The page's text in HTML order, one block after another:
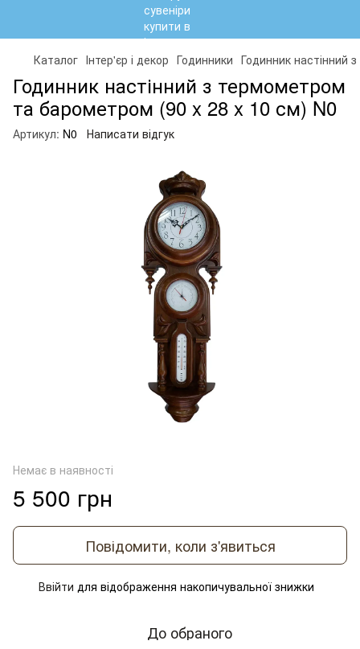
Каталог Інтер'єр і декор Годинники Годинник настінний
Годинник настінний з термометром
та барометром (90 x 28 x 10 см) N0
Артикул: N0 Написати відгук
Немає в наявності
5 500 грн
Повідомити, коли з'явиться
Ввійти для відображення накопичувальної знижки
До обраного